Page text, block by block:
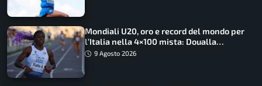
Mondiali U20, oro e record del mondo per
l’Italia nella 4×100 mista: Doualla
straordinaria
9 Agosto 2026